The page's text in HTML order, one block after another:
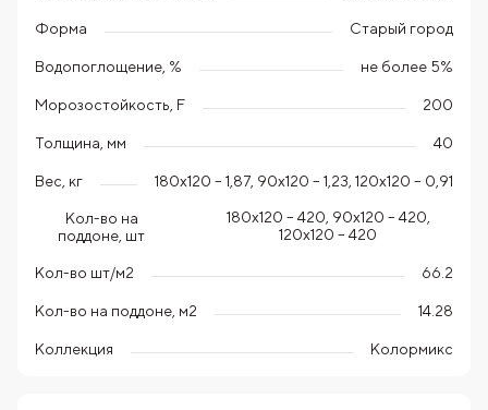
Форма Старый город
Водопоглощение, % не более 5%
Морозостойкость, F 200
Толщина, мм 40
Вес, кг 180х120 – 1,87, 90х120 – 1,23, 120х120 – 0,91
Кол-во на
поддоне, шт
180х120 – 420, 90х120 – 420,
120х120 – 420
Кол-во шт/м2 66.2
Кол-во на поддоне, м2 14.28
Коллекция Колормикс